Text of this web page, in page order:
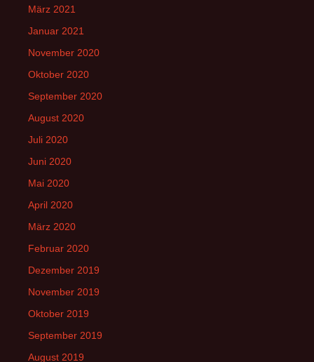
März 2021
Januar 2021
November 2020
Oktober 2020
September 2020
August 2020
Juli 2020
Juni 2020
Mai 2020
April 2020
März 2020
Februar 2020
Dezember 2019
November 2019
Oktober 2019
September 2019
August 2019